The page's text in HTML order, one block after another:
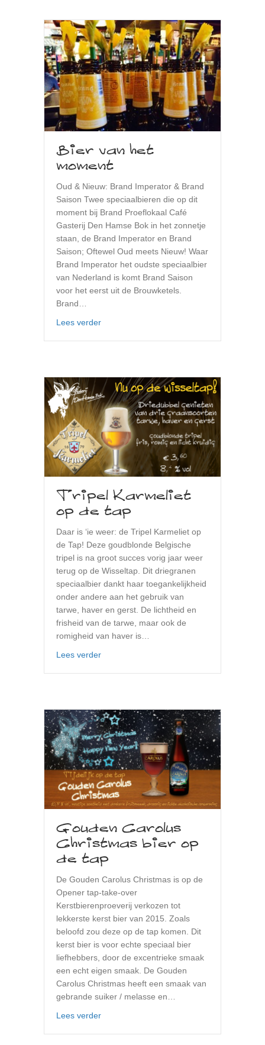
Bier van het
moment
Oud & Nieuw: Brand Imperator & Brand
Saison Twee speciaalbieren die op dit
moment bij Brand Proeflokaal Café
Gasterij Den Hamse Bok in het zonnetje
staan, de Brand Imperator en Brand
Saison; Oftewel Oud meets Nieuw! Waar
Brand Imperator het oudste speciaalbier
van Nederland is komt Brand Saison
voor het eerst uit de Brouwketels.
Brand…
Lees verderabout Bier van het moment
Tripel Karmeliet
op de tap
Daar is ‘ie weer: de Tripel Karmeliet op
de Tap! Deze goudblonde Belgische
tripel is na groot succes vorig jaar weer
terug op de Wisseltap. Dit driegranen
speciaalbier dankt haar toegankelijkheid
onder andere aan het gebruik van
tarwe, haver en gerst. De lichtheid en
frisheid van de tarwe, maar ook de
romigheid van haver is…
Lees verderabout Tripel Karmeliet op de tap
Gouden Carolus
Christmas bier op
de tap
De Gouden Carolus Christmas is op de
Opener tap-take-over
Kerstbierenproeverij verkozen tot
lekkerste kerst bier van 2015. Zoals
beloofd zou deze op de tap komen. Dit
kerst bier is voor echte speciaal bier
liefhebbers, door de excentrieke smaak
een echt eigen smaak. De Gouden
Carolus Christmas heeft een smaak van
gebrande suiker / melasse en…
Lees verderabout Gouden Carolus Christmas bier op